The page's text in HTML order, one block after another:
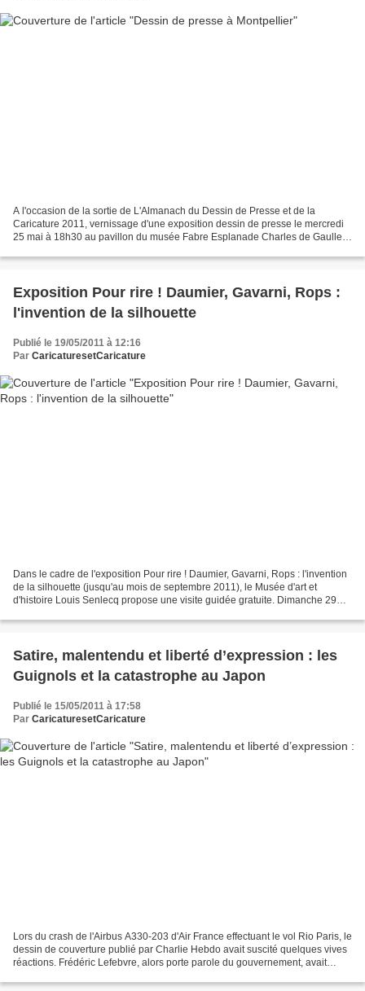
A l'occasion de la sortie de L'Almanach du Dessin de Presse et de la
Caricature 2011, vernissage d'une exposition dessin de presse le mercredi
25 mai à 18h30 au pavillon du musée Fabre Esplanade Charles de Gaulle
Exposition Pour rire ! Daumier, Gavarni, Rops :
l'invention de la silhouette
Publié le 19/05/2011 à 12:16
Par CaricaturesetCaricature
Dans le cadre de l'exposition Pour rire ! Daumier, Gavarni, Rops : l'invention
de la silhouette (jusqu'au mois de septembre 2011), le Musée d'art et
d'histoire Louis Senlecq propose une visite guidée gratuite. Dimanche 29
Satire, malentendu et liberté d’expression : les
Guignols et la catastrophe au Japon
Publié le 15/05/2011 à 17:58
Par CaricaturesetCaricature
Lors du crash de l'Airbus A330-203 d'Air France effectuant le vol Rio Paris, le
dessin de couverture publié par Charlie Hebdo avait suscité quelques vives
réactions. Frédéric Lefebvre, alors porte parole du gouvernement, avait